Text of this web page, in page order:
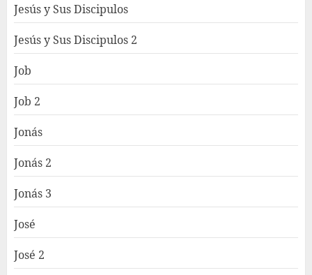
Jesús y Sus Discipulos
Jesús y Sus Discipulos 2
Job
Job 2
Jonás
Jonás 2
Jonás 3
José
José 2